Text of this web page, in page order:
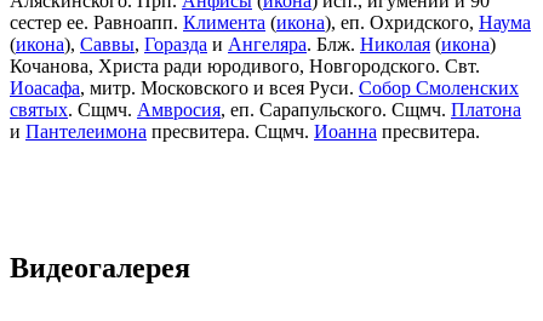
сестер ее. Равноапп. Климента (икона), еп. Охридского, Наума
(икона), Саввы, Горазда и Ангеляра. Блж. Николая (икона)
Кочанова, Христа ради юродивого, Новгородского. Свт.
Иоасафа, митр. Московского и всея Руси. Собор Смоленских
святых. Сщмч. Амвросия, еп. Сарапульского. Сщмч. Платона
и Пантелеимона пресвитера. Сщмч. Иоанна пресвитера.
Видеогалерея